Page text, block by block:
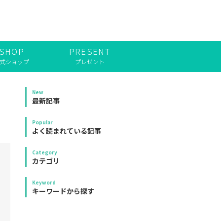
SHOP
ショップ
PRESENT
プレゼント
New
最新記事
Popular
よく読まれている記事
Category
カテゴリ
Keyword
キーワードから探す